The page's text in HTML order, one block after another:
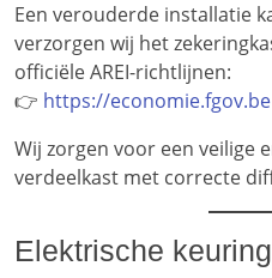
Een verouderde installatie
verzorgen wij het
officiële AREI-richtlijnen:
👉 https://economie.fgov.be
Wij zorgen voor een veilige
verdeelkast met correcte
Elektrische